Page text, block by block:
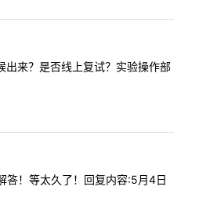
来？是否线上复试？实验操作部
！等太久了！回复内容:5月4日